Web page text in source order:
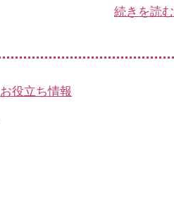
続きを読む
お役立ち情報